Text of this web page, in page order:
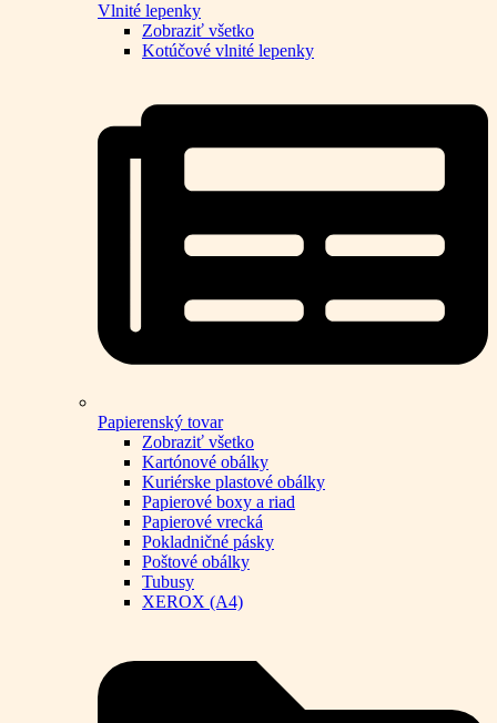
Vlnité lepenky
Zobraziť všetko
Kotúčové vlnité lepenky
Papierenský tovar
Zobraziť všetko
Kartónové obálky
Kuriérske plastové obálky
Papierové boxy a riad
Papierové vrecká
Pokladničné pásky
Poštové obálky
Tubusy
XEROX (A4)